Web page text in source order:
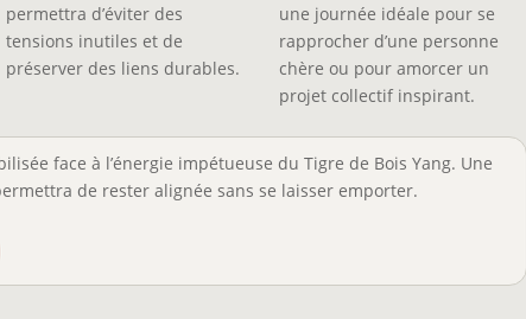
permettra d’éviter des
tensions inutiles et de
préserver des liens durables.
une journée idéale pour se
rapprocher d’une personne
chère ou pour amorcer un
projet collectif inspirant.
face à l’énergie impétueuse du Tigre de Bois Yang. Une
de rester alignée sans se laisser emporter.